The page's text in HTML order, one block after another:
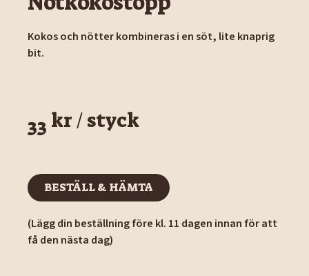
Kokos och nötter kombineras i en söt, lite knaprig
bit.
33 kr / styck
BESTÄLL & HÄMTA
BESTÄLL & HÄMTA
(Lägg din beställning före kl. 11 dagen innan för att
få den nästa dag)